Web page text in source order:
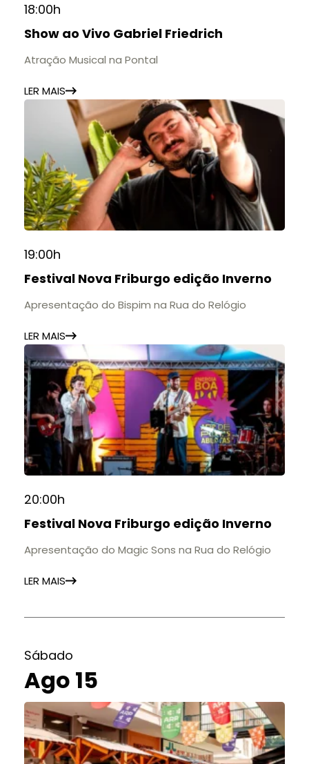
18:00h
Show ao Vivo Gabriel Friedrich
Atração Musical na Pontal
LER MAIS
19:00h
Festival Nova Friburgo edição Inverno
Apresentação do Bispim na Rua do Relógio
LER MAIS
20:00h
Festival Nova Friburgo edição Inverno
Apresentação do Magic Sons na Rua do Relógio
LER MAIS
Sábado
Ago 15